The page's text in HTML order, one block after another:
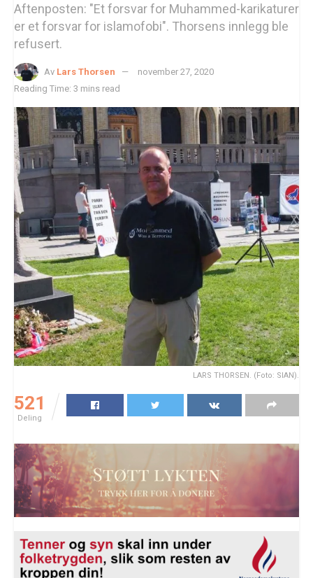
Aftenposten: "Et forsvar for Muhammed-karikaturer
er et forsvar for islamofobi". Thorsens innlegg ble
refusert.
Av Lars Thorsen
november 27, 2020
Reading Time: 3 mins read
LARS THORSEN. (Foto: SIAN).
521
Deling